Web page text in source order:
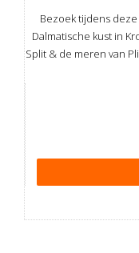
Bezoek tijdens
Dalmatische kust in
Split & de meren van